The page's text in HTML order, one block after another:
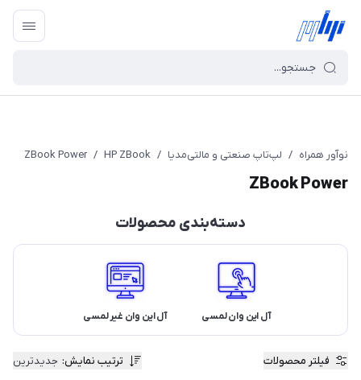
نوآور همراه / لپ‌تاپ صنعتی و مالتی‌مدیا /
HP ZBook
/
ZBook Power
ZBook Power
دسته‌بندی محصولات
آل این وان لمسی آل این وان غیر لمسی
فیلتر محصولات ترتیب نمایش: جدیدترین